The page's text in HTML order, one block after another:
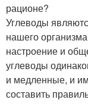
рационе?
Углеводы
нашего
настроение и
углеводы
и медленные, и
составить